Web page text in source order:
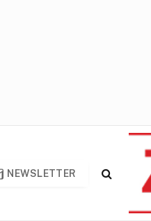
NEWSLETTER